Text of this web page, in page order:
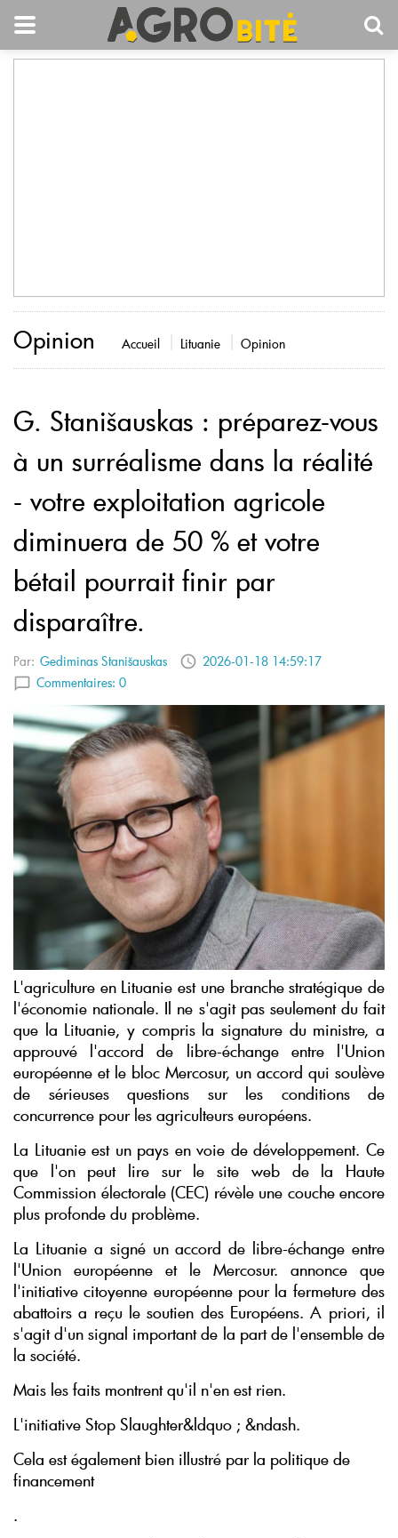
Opinion Accueil Lituanie Opinion
G. Stanišauskas : préparez-vous
à un surréalisme dans la réalité
- votre exploitation agricole
diminuera de 50 % et votre
bétail pourrait finir par
disparaître.
Par: Gediminas Stanišauskas
2026-01-18 14:59:17
Commentaires: 0
L'agriculture en Lituanie est une branche stratégique de
l'économie nationale. Il ne s'agit pas seulement du fait
que la Lituanie, y compris la signature du ministre, a
approuvé l'accord de libre-échange entre l'Union
européenne et le bloc Mercosur, un accord qui soulève
de sérieuses questions sur les conditions de
concurrence pour les agriculteurs européens.
La Lituanie est un pays en voie de développement. Ce
que l'on peut lire sur le site web de la Haute
Commission électorale (CEC) révèle une couche encore
plus profonde du problème.
La Lituanie a signé un accord de libre-échange entre
l'Union européenne et le Mercosur. annonce que
l'initiative citoyenne européenne pour la fermeture des
abattoirs a reçu le soutien des Européens. A priori, il
s'agit d'un signal important de la part de l'ensemble de
la société.
Mais les faits montrent qu'il n'en est rien.
L'initiative Stop Slaughter&ldquo ; &ndash.
Cela est également bien illustré par la politique de
financement
.